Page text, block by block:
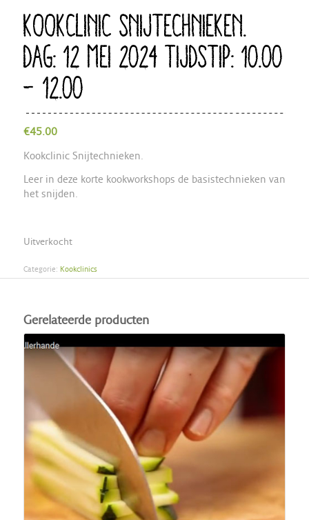
KOOKCLINIC SNIJTECHNIEKEN.
DAG: 12 MEI 2024 TIJDSTIP: 10.00
– 12.00
€45.00
Kookclinic Snijtechnieken.
Leer in deze korte kookworkshops de basistechnieken van
het snijden.
Uitverkocht
Categorie: Kookclinics
Gerelateerde producten